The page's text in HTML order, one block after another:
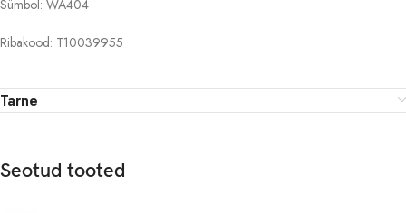
Sümbol: WA404
Ribakood: T10039955
Tarne
Seotud tooted